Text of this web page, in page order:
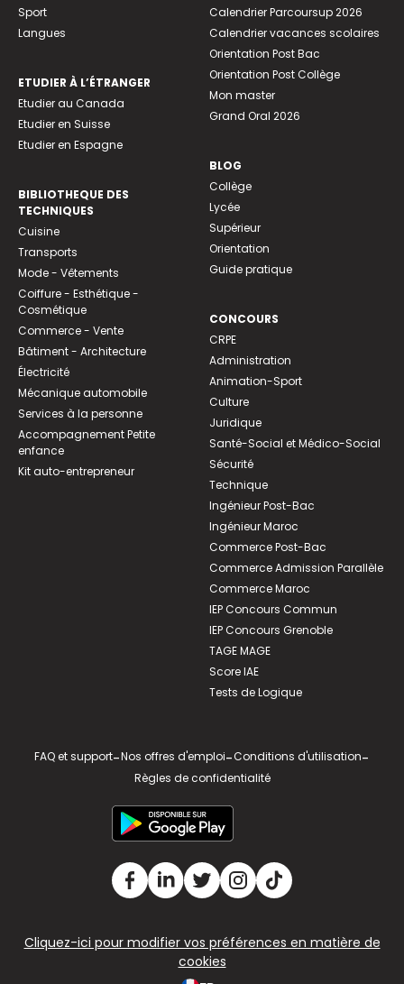
Sport
Langues
ETUDIER À L’ÉTRANGER
Etudier au Canada
Etudier en Suisse
Etudier en Espagne
BIBLIOTHEQUE DES
TECHNIQUES
Cuisine
Transports
Mode - Vêtements
Coiffure - Esthétique -
Cosmétique
Commerce - Vente
Bâtiment - Architecture
Électricité
Mécanique automobile
Services à la personne
Accompagnement Petite
enfance
Kit auto-entrepreneur
Calendrier Parcoursup 2026
Calendrier vacances scolaires
Orientation Post Bac
Orientation Post Collège
Mon master
Grand Oral 2026
BLOG
Collège
Lycée
Supérieur
Orientation
Guide pratique
CONCOURS
CRPE
Administration
Animation-Sport
Culture
Juridique
Santé-Social et Médico-Social
Sécurité
Technique
Ingénieur Post-Bac
Ingénieur Maroc
Commerce Post-Bac
Commerce Admission Parallèle
Commerce Maroc
IEP Concours Commun
IEP Concours Grenoble
TAGE MAGE
Score IAE
Tests de Logique
FAQ et support-Nos offres d'emploi-Conditions d'utilisation-
Règles de confidentialité
Cliquez-ici pour modifier vos préférences en matière de
cookies